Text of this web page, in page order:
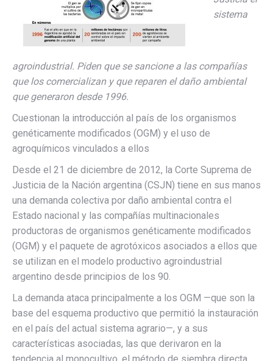
sistema
agroindustrial. Piden que se sancione a las compañías
que los comercializan y que reparen el daño ambiental
que generaron desde 1996.
Cuestionan la introducción al país de los organismos
genéticamente modificados (OGM) y el uso de
agroquímicos vinculados a ellos
Desde el 21 de diciembre de 2012, la Corte Suprema de
Justicia de la Nación argentina (CSJN) tiene en sus manos
una demanda colectiva por daño ambiental contra el
Estado nacional y las compañías multinacionales
productoras de organismos genéticamente modificados
(OGM) y el paquete de agrotóxicos asociados a ellos que
se utilizan en el modelo productivo agroindustrial
argentino desde principios de los 90.
La demanda ataca principalmente a los OGM —que son la
base del esquema productivo que permitió la instauración
en el país del actual sistema agrario—, y a sus
características asociadas, las que derivaron en la